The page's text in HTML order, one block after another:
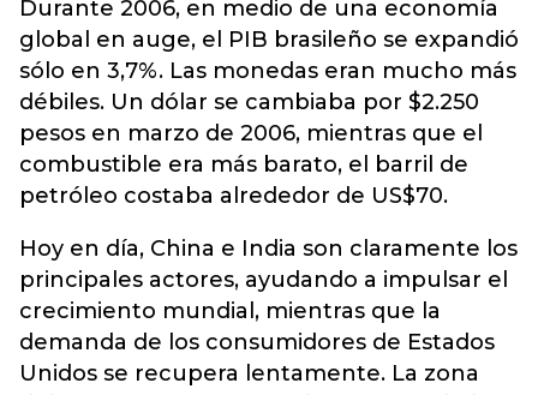
Durante 2006, en medio de una economía
global en auge, el PIB brasileño se expandió
sólo en 3,7%. Las monedas eran mucho más
débiles. Un dólar se cambiaba por $2.250
pesos en marzo de 2006, mientras que el
combustible era más barato, el barril de
petróleo costaba alrededor de US$70.
Hoy en día, China e India son claramente los
principales actores, ayudando a impulsar el
crecimiento mundial, mientras que la
demanda de los consumidores de Estados
Unidos se recupera lentamente. La zona